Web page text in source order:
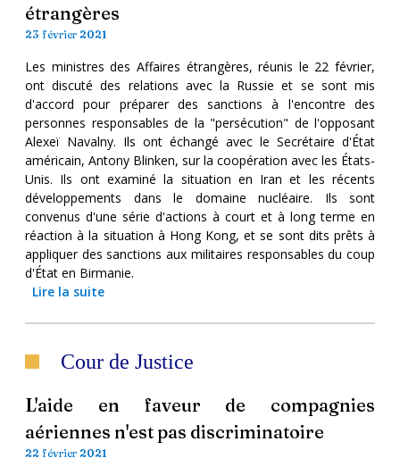
étrangères
23 février 2021
Les ministres des Affaires étrangères, réunis le 22 février,
ont discuté des relations avec la Russie et se sont mis
d'accord pour préparer des sanctions à l'encontre des
personnes responsables de la "persécution" de l'opposant
Alexeï Navalny. Ils ont échangé avec le Secrétaire d'État
américain, Antony Blinken, sur la coopération avec les États-
Unis. Ils ont examiné la situation en Iran et les récents
développements dans le domaine nucléaire. Ils sont
convenus d'une série d'actions à court et à long terme en
réaction à la situation à Hong Kong, et se sont dits prêts à
appliquer des sanctions aux militaires responsables du coup
d'État en Birmanie.
Lire la suite
Cour de Justice
L'aide en faveur de compagnies
aériennes n'est pas discriminatoire
22 février 2021